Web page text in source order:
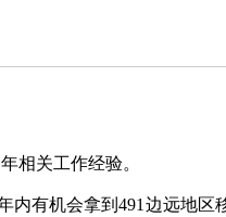
相关工作经验。
内有机会拿到491边远地区